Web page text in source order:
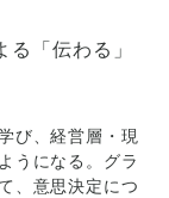
「伝わる」
び、経営層・現
うになる。グラ
、意思決定につ